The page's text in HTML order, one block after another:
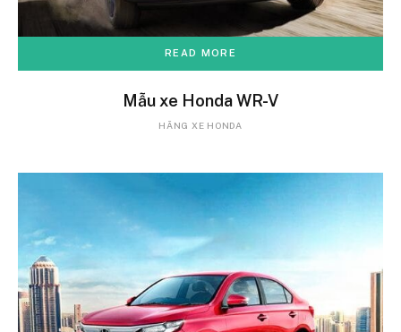
READ MORE
Mẫu xe Honda WR-V
HÃNG XE HONDA